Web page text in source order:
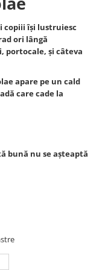
copiii își lustruiesc
ori lângă
portocale, și câteva
apare pe un cald
care cade la
bună nu se aşteaptă